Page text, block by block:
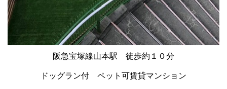
阪急宝塚線山本駅 徒歩約１０分
ドッグラン付 ペット可賃貸マンション